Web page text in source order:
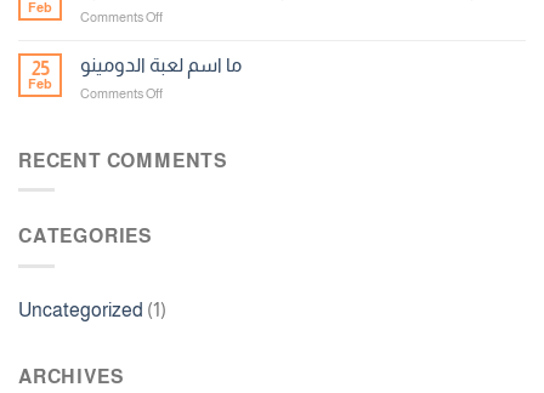
Feb
Comments Offon
Casino
No
Free
25
Feb
ما اسم لعبة الدومينو
Comments Offon
لعبة
RECENT COMMENTS
CATEGORIES
Uncategorized (1)
ARCHIVES